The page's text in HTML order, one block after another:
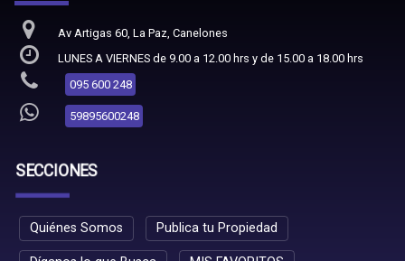
Av Artigas 60, La Paz, Canelones
LUNES A VIERNES de 9.00 a 12.00 hrs y de 15.00 a 18.00 hrs
095 600 248
59895600248
SECCIONES
Quiénes Somos Publica tu Propiedad